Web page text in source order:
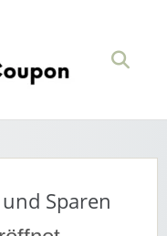
Sparen